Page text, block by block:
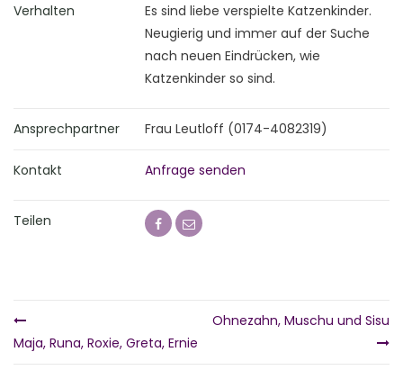
Verhalten
Es sind liebe verspielte Katzenkinder.
Neugierig und immer auf der Suche
nach neuen Eindrücken, wie
Katzenkinder so sind.
Ansprechpartner Frau Leutloff (0174-4082319)
Kontakt Anfrage senden
Teilen
Maja, Runa, Roxie, Greta, Ernie
Ohnezahn, Muschu und Sisu